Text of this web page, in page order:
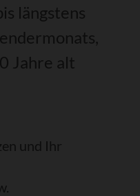
längstens
Jahre alt
und Ihr